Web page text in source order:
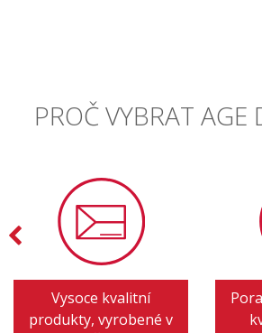
PROČ VYBRAT AGE
Vysoce kvalitní
produkty, vyrobené v